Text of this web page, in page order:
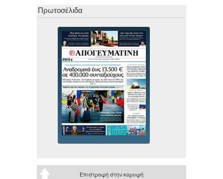
Πρωτοσέλιδα
Επιστροφή στην κορυφή